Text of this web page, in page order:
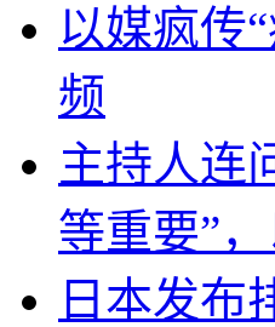
以媒疯传
频
主持人连
等重要”
日本发布